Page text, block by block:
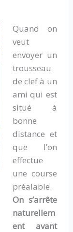
Quand on
veut
envoyer un
trousseau
de clef à un
ami qui est
situé à
bonne
distance et
que l’on
effectue
une course
préalable.
On s’arrête
naturellem
ent avant